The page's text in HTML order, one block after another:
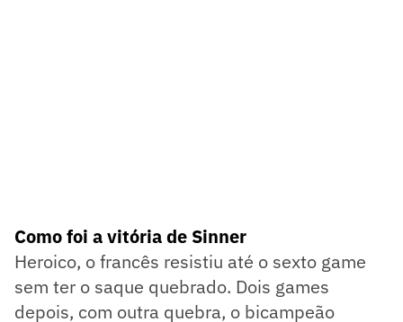
Como foi a vitória de Sinner
Heroico, o francês resistiu até o sexto game
sem ter o saque quebrado. Dois games
depois, com outra quebra, o bicampeão